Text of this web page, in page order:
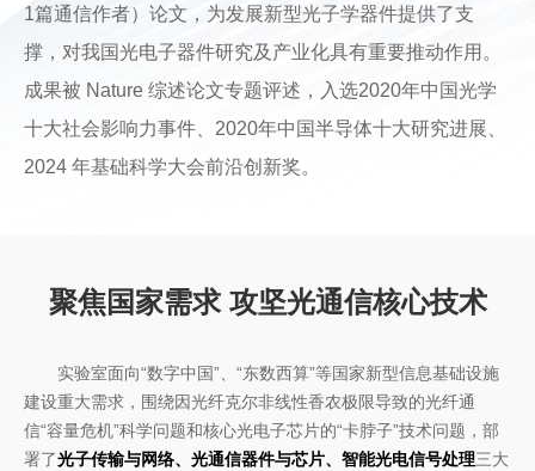
1篇通信作者）论文，为发展新型光子学器件提供了支
撑，对我国光电子器件研究及产业化具有重要推动作用。
成果被 Nature 综述论文专题评述，入选2020年中国光学
十大社会影响力事件、2020年中国半导体十大研究进展、
2024 年基础科学大会前沿创新奖。
聚焦国家需求 攻坚光通信核心技术
实验室面向“数字中国”、“东数西算”等国家新型信息基础设施
建设重大需求，围绕因光纤克尔非线性香农极限导致的光纤通
信“容量危机”科学问题和核心光电子芯片的“卡脖子”技术问题，部
署了光子传输与网络、光通信器件与芯片、智能光电信号处理三大